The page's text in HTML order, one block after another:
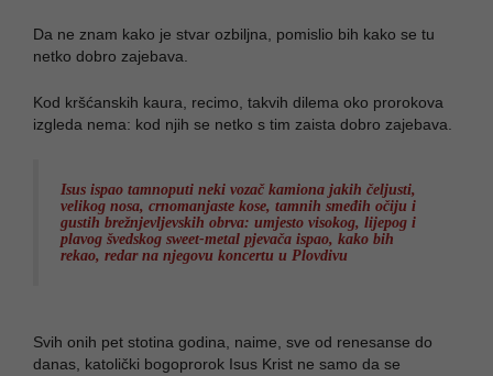
Da ne znam kako je stvar ozbiljna, pomislio bih kako se tu
netko dobro zajebava.
Kod kršćanskih kaura, recimo, takvih dilema oko prorokova
izgleda nema: kod njih se netko s tim zaista dobro zajebava.
Isus ispao tamnoputi neki vozač kamiona jakih čeljusti,
velikog nosa, crnomanjaste kose, tamnih smeđih očiju i
gustih brežnjevljevskih obrva: umjesto visokog, lijepog i
plavog švedskog sweet-metal pjevača ispao, kako bih
rekao, redar na njegovu koncertu u Plovdivu
Svih onih pet stotina godina, naime, sve od renesanse do
danas, katolički bogoprorok Isus Krist ne samo da se